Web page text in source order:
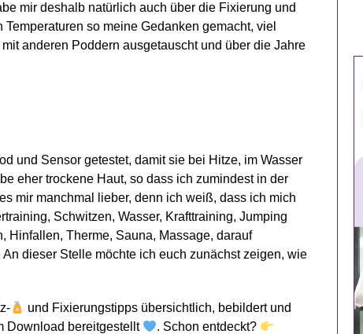
mir deshalb natürlich auch über die Fixierung und
so meine Gedanken gemacht, viel
anderen Poddern ausgetauscht und über die Jahre
und Sensor getestet, damit sie bei Hitze, im Wasser
eher trockene Haut, so dass ich zumindest in der
mir manchmal lieber, denn ich weiß, dass ich mich
Schwitzen, Wasser, Krafttraining, Jumping
Hinfallen, Therme, Sauna, Massage, darauf
dieser Stelle möchte ich euch zunächst zeigen, wie
und Fixierungstipps übersichtlich, bebildert und
Download bereitgestellt
. Schon entdeckt?